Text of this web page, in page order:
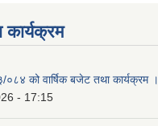
०८४ को वार्षिक बजेट तथा कार्यक्रम ।
- 17:15